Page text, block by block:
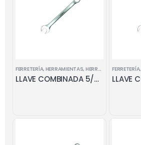
FERRETERÍA, HERRAMIENTAS, HERRAMIENTAS MANUALES
LLAVE COMBINADA 5/8 x 5/8
FERRETERÍA,